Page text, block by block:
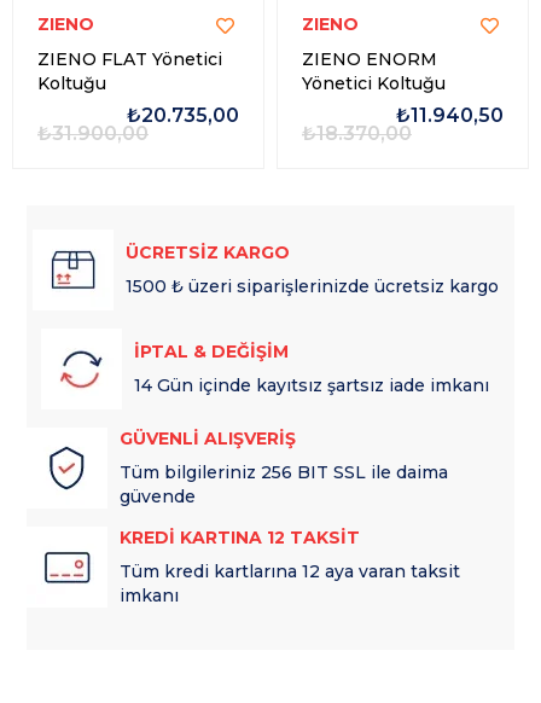
ZIENO
ZIENO FLAT Yönetici
Koltuğu
₺20.735,00
₺31.900,00
ZIENO
ZIENO ENORM
Yönetici Koltuğu
₺11.940,50
₺18.370,00
ÜCRETSİZ KARGO
1500 ₺ üzeri siparişlerinizde ücretsiz kargo
İPTAL & DEĞİŞİM
14 Gün içinde kayıtsız şartsız iade imkanı
GÜVENLİ ALIŞVERİŞ
Tüm bilgileriniz 256 BIT SSL ile daima
güvende
KREDİ KARTINA 12 TAKSİT
Tüm kredi kartlarına 12 aya varan taksit
imkanı